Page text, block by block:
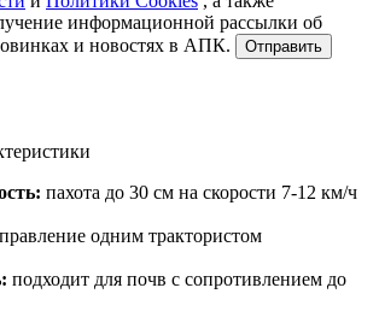
информационной рассылки об
и новостях в АПК.
Отправить
пахота до 30 см на скорости 7-12 км/ч
одним трактористом
подходит для почв с сопротивлением до